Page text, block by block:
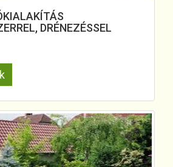
DRÉNEZÉSSEL